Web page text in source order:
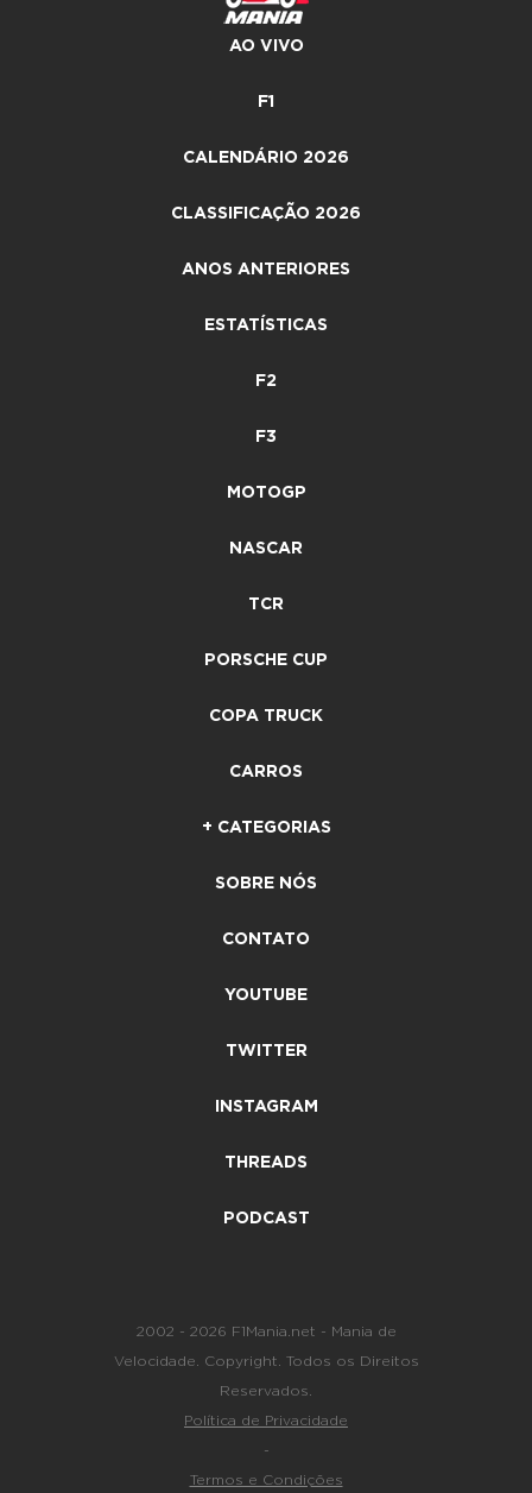
AO VIVO
F1
CALENDÁRIO 2026
CLASSIFICAÇÃO 2026
ANOS ANTERIORES
ESTATÍSTICAS
F2
F3
MOTOGP
NASCAR
TCR
PORSCHE CUP
COPA TRUCK
CARROS
+ CATEGORIAS
SOBRE NÓS
CONTATO
YOUTUBE
TWITTER
INSTAGRAM
THREADS
PODCAST
2002 - 2026 F1Mania.net - Mania de
Velocidade. Copyright. Todos os Direitos
Reservados.
Política de Privacidade
-
Termos e Condições